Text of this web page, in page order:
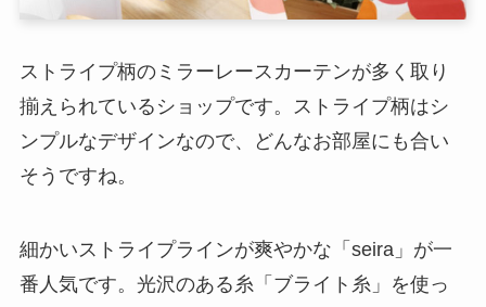
ストライプ柄のミラーレースカーテンが多く取り
揃えられているショップです。ストライプ柄はシ
ンプルなデザインなので、どんなお部屋にも合い
そうですね。
細かいストライプラインが爽やかな「seira」が一
番人気です。光沢のある糸「ブライト糸」を使っ